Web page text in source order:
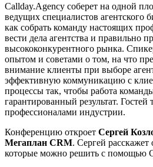
Callday.Agency соберет на одной
ведущих специалистов агентского
как собрать команду настоящих
вести дела агентства и правильно
высококонкурентного рынка.
опытом и советами о том, на что
внимание клиенты при выборе
эффективную коммуникацию с
процессы так, чтобы работа
гарантированный результат. Гостей
профессионалами индустрии.
Конференцию откроет Сергей
Мегаплан CRM. Сергей расскажет
которые можно решить с помощью